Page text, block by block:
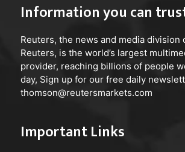
Information you can
Reuters, the news and media division
Reuters, is the world’s largest
provider, reaching billions of people
day, Sign up for our free daily
thomson@reutersmarkets.com
Important Links